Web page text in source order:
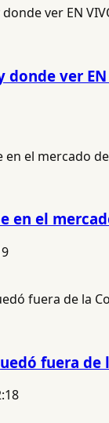
donde ver
en el
fuera de